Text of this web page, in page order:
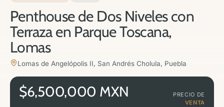
Penthouse de Dos Niveles con
Terraza en Parque Toscana,
Lomas
Lomas de Angelópolis II, San Andrés Cholula, Puebla
$6,500,000 MXN
PRECIO DE
VENTA